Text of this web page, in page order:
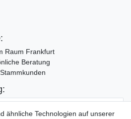
Raum Frankfurt
Beratung
ähnliche Technologien auf unserer